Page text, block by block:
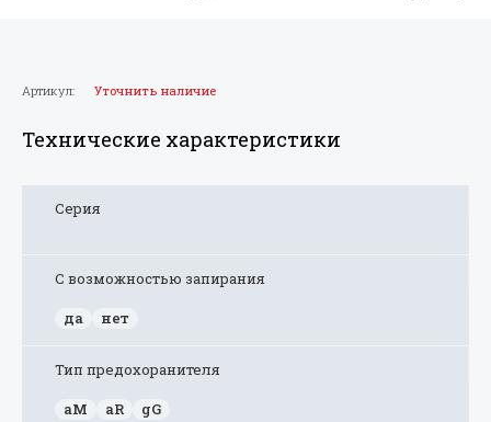
Артикул: Уточнить наличие
Технические характеристики
Серия
С возможностью запирания
да
нет
Тип предохоранителя
aM
aR gG